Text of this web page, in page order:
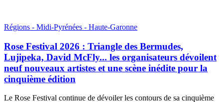
Régions - Midi-Pyrénées - Haute-Garonne
Rose Festival 2026 : Triangle des Bermudes,
Lujipeka, David McFly... les organisateurs dévoilent
neuf nouveaux artistes et une scène inédite pour la
cinquième édition
Le Rose Festival continue de dévoiler les contours de sa cinquième